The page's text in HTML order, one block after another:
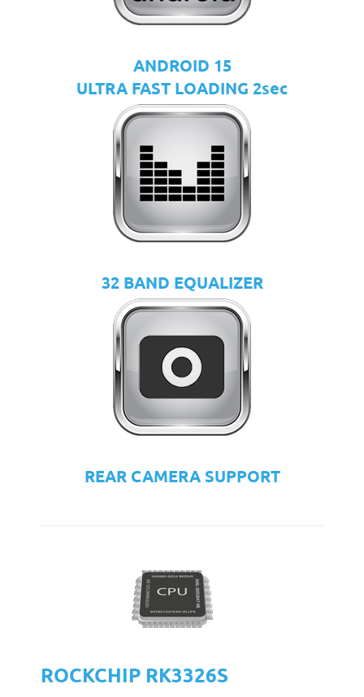
ANDROID 15
ULTRA FAST LOADING 2sec
32 BAND EQUALIZER
REAR CAMERA SUPPORT
ROCKCHIP RK3326S